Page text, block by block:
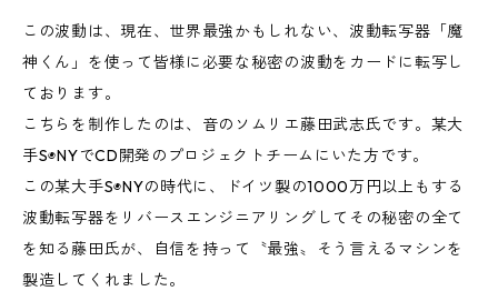
この波動は、現在、世界最強かもしれない、波動転写器「魔
神くん」を使って皆様に必要な秘密の波動をカードに転写し
ております。
こちらを制作したのは、音のソムリエ藤田武志氏です。某大
手S◉NYでCD開発のプロジェクトチームにいた方です。
この某大手S◉NYの時代に、ドイツ製の1000万円以上もする
波動転写器をリバースエンジニアリングしてその秘密の全て
を知る藤田氏が、自信を持って〝最強〟そう言えるマシンを
製造してくれました。